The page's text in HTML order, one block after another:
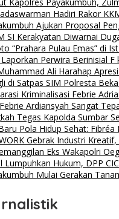
Hadiri Rakor
Ajukan Proposal
SI Kerakyatan Diwarnai
“Prahara Pulau Emas” di
Perwira Berinisial
Ali Harahap
di Satpas SIM Polresta
Kriminalisasi Febrie
Ardiansyah Sangat
Tegas Kapolda Sumbar
Pola Hidup Sehat:
Gebrak Industri
Eks Wakapolri
Lumpuhkan Hukum, DPP
Mulai Gerakan